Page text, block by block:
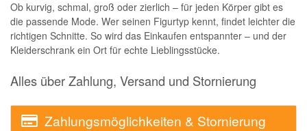
Ob kurvig, schmal, groß oder zierlich – für jeden Körper gibt es
die passende Mode. Wer seinen Figurtyp kennt, findet leichter die
richtigen Schnitte. So wird das Einkaufen entspannter – und der
Kleiderschrank ein Ort für echte Lieblingsstücke.
Alles über Zahlung, Versand und Stornierung
Zahlungsmöglichkeiten & Stornierung